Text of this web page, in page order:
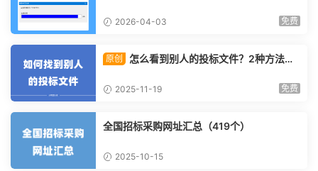
2026-04-03 免费
原创
怎么看到别人的投标文件？2种方法教
2025-11-19 免费
全国招标采购网址汇总（419个）
2025-10-15